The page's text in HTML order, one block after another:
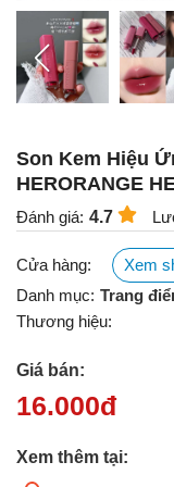
Son Kem Hiệu
HERORANGE
Đánh giá: 4.7
Cửa hàng:
Xem
Danh mục: Trang
Thương hiệu:
Giá bán:
16.000đ
Xem thêm tại: